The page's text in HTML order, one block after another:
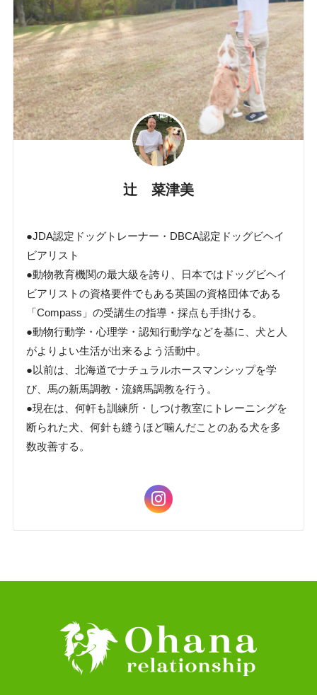
辻 菜津美
●JDA認定ドッグトレーナー・DBCA認定ドッグビヘイ
ビアリスト
●動物教育機関の最大級を誇り、日本ではドッグビヘイ
ビアリストの資格要件でもある英国の資格団体である
「Compass」の受講生の指導・採点も手掛ける。
●動物行動学・心理学・認知行動学などを基に、犬と人
がよりよい生活が出来るよう活動中。
●以前は、北海道でナチュラルホースマンシップを学
び、馬の新馬調教・流鏑馬調教を行う。
●現在は、何軒も訓練所・しつけ教室にトレーニングを
断られた犬、何針も縫うほど噛んだことのある犬を多
数改善する。